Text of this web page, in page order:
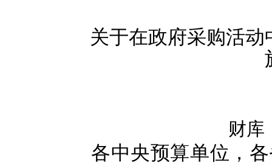
关于在政府采购活
财库
各中央预算单位，